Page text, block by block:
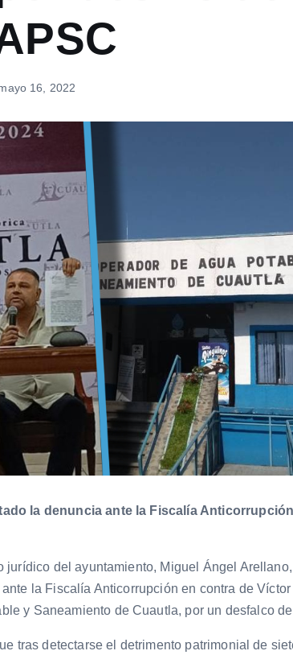
16, 2022
la denuncia ante la Fiscalía Anticorrupción
jurídico del ayuntamiento, Miguel Ángel
la Fiscalía Anticorrupción en contra de Víctor
y Saneamiento de Cuautla, por un desfalco
tras detectarse el detrimento patrimonial de